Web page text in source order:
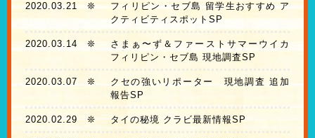
2020.03.21 ❊
フィリピン・セブ島 留学生おすすめ ア
クティビティスポットSP
2020.03.14 ❊
さまぁ〜ず＆ファーストサマーウイカ
フィリピン・セブ島 現地調査SP
2020.03.07 ❊
クセの強いリポーター 現地調査 追加
報告SP
2020.02.29 ❊ タイの秘境 クラビ最新情報SP